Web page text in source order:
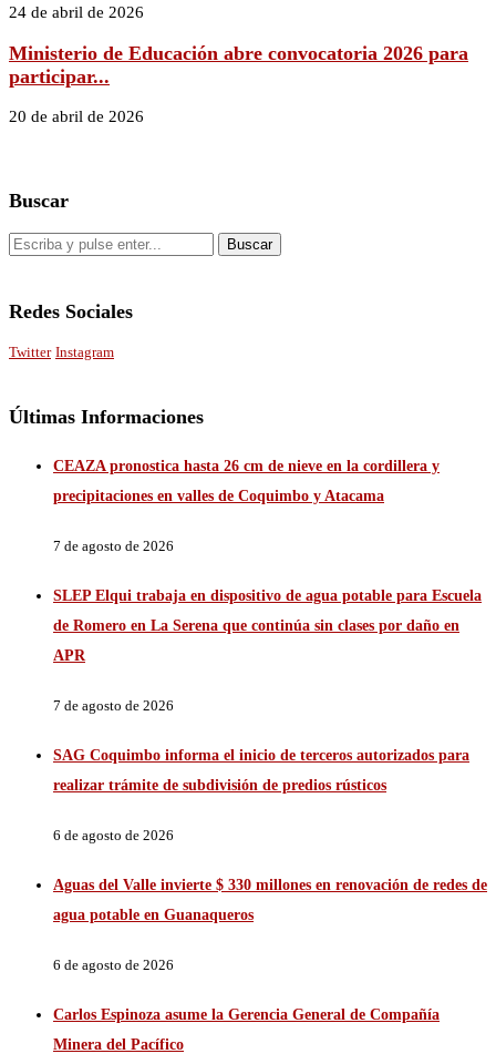
24 de abril de 2026
Ministerio de Educación abre convocatoria 2026 para
participar...
20 de abril de 2026
Buscar
Redes Sociales
Twitter Instagram
Últimas Informaciones
CEAZA pronostica hasta 26 cm de nieve en la cordillera y
precipitaciones en valles de Coquimbo y Atacama
7 de agosto de 2026
SLEP Elqui trabaja en dispositivo de agua potable para Escuela
de Romero en La Serena que continúa sin clases por daño en
APR
7 de agosto de 2026
SAG Coquimbo informa el inicio de terceros autorizados para
realizar trámite de subdivisión de predios rústicos
6 de agosto de 2026
Aguas del Valle invierte $ 330 millones en renovación de redes de
agua potable en Guanaqueros
6 de agosto de 2026
Carlos Espinoza asume la Gerencia General de Compañía
Minera del Pacífico